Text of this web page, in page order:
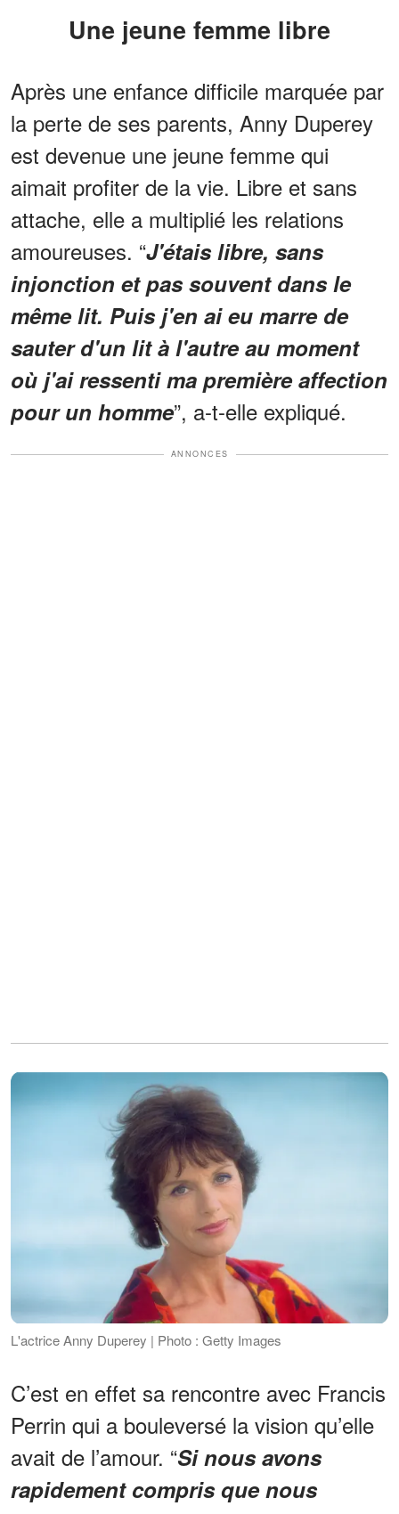
Une jeune femme libre
Après une enfance difficile marquée par
la perte de ses parents, Anny Duperey
est devenue une jeune femme qui
aimait profiter de la vie. Libre et sans
attache, elle a multiplié les relations
amoureuses. “J'étais libre, sans
injonction et pas souvent dans le
même lit. Puis j'en ai eu marre de
sauter d'un lit à l'autre au moment
où j'ai ressenti ma première affection
pour un homme”, a-t-elle expliqué.
ANNONCES
L'actrice Anny Duperey | Photo : Getty Images
C’est en effet sa rencontre avec Francis
Perrin qui a bouleversé la vision qu’elle
avait de l’amour. “Si nous avons
rapidement compris que nous